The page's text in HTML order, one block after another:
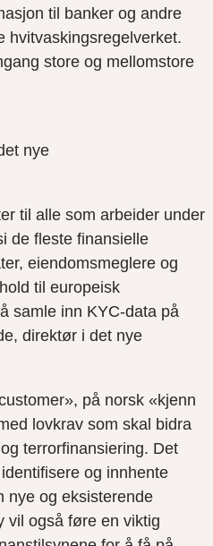
til banker og andre
hvitvaskingsregelverket.
store og mellomstore
nye
til alle som arbeider under
de fleste finansielle
eiendomsmeglere og
til europeisk
samle inn KYC-data på
direktør i det nye
på norsk «kjenn
lovkrav som skal bidra
terrorfinansiering. Det
og innhente
nye og eksisterende
vil også føre en viktig